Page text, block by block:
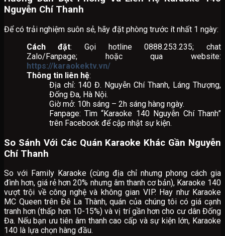
Nguyễn Chí Thanh
Để có trải nghiệm suôn sẻ, hãy đặt phòng trước ít nhất 1 ngày:
Cách đặt: Gọi hotline 0888.253.235; chat
Zalo/Fanpage; hoặc qua website:
https://karaokektv.vn/
Thông tin liên hệ:
Địa chỉ: 140 Đ. Nguyễn Chí Thanh, Láng Thượng,
Đống Đa, Hà Nội.
Giờ mở: 10h sáng – 2h sáng hàng ngày.
Fanpage: Tìm “Karaoke 140 Nguyễn Chí Thanh”
trên Facebook để cập nhật sự kiện.
So Sánh Với Các Quán Karaoke Khác Gần Nguyễn
Chí Thanh
So với Family Karaoke (cùng địa chỉ nhưng phong cách gia
đình hơn, giá rẻ hơn 20% nhưng âm thanh cơ bản), Karaoke 140
vượt trội về công nghệ và không gian VIP. Hay như Karaoke
MC Queen trên Đê La Thành, quán của chúng tôi có giá cạnh
tranh hơn (thấp hơn 10-15%) và vị trí gần hơn cho cư dân Đống
Đa. Nếu bạn ưu tiên âm thanh cao cấp và sự kiện lớn, Karaoke
140 là lựa chọn hàng đầu.